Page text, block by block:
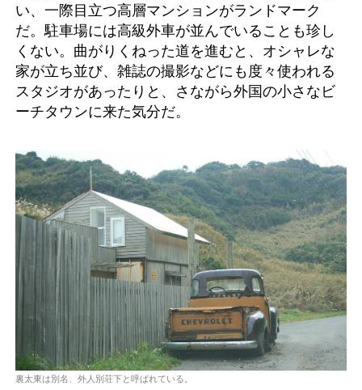
い、一際目立つ高層マンションがランドマーク
だ。駐車場には高級外車が並んでいることも珍し
くない。曲がりくねった道を進むと、オシャレな
家が立ち並び、雑誌の撮影などにも度々使われる
スタジオがあったりと、さながら外国の小さなビ
ーチタウンに来た気分だ。
裏太東は別名、外人別荘下と呼ばれている。